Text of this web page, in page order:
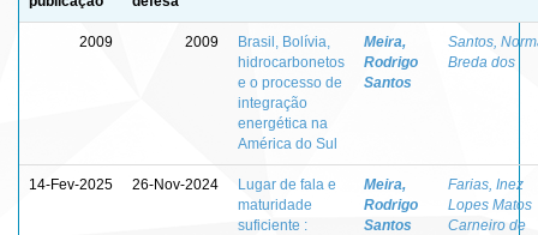
2009 2009
Brasil, Bolívia,
hidrocarbonetos
e o processo de
integração
energética na
América do Sul
Meira,
Rodrigo
Santos
Santos,
Breda dos
14-Fev-2025 26-Nov-2024
Lugar de fala e
maturidade
suficiente :
Meira,
Rodrigo
Santos
Farias, Inez
Lopes Matos
Carneiro de